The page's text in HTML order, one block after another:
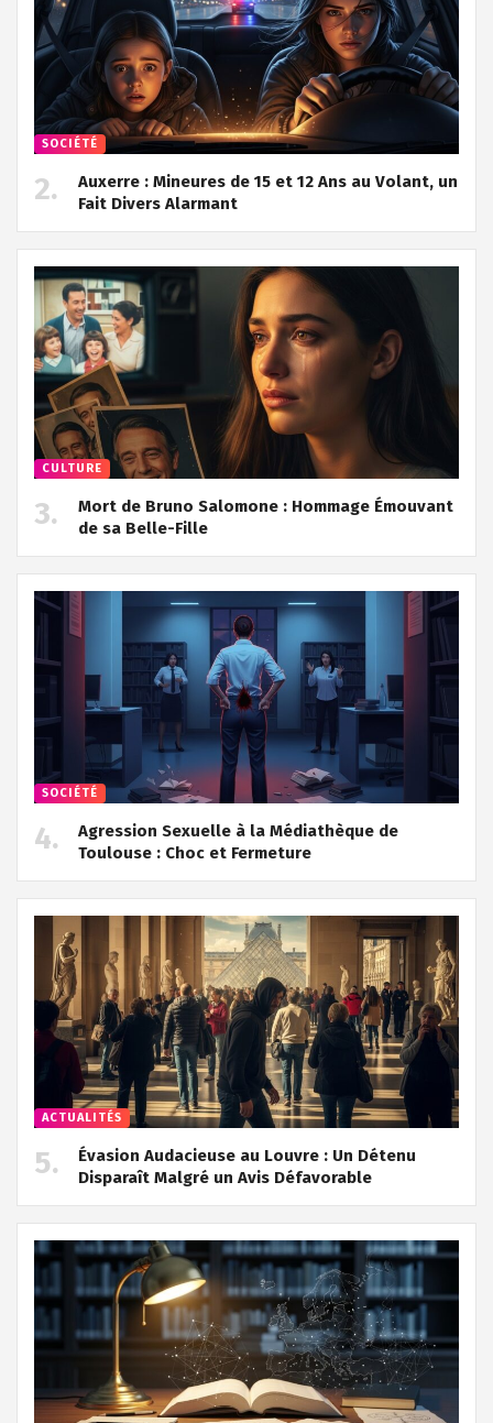
SOCIÉTÉ
Auxerre : Mineures de 15 et 12 Ans au Volant, un
Fait Divers Alarmant
CULTURE
Mort de Bruno Salomone : Hommage Émouvant
de sa Belle-Fille
SOCIÉTÉ
Agression Sexuelle à la Médiathèque de
Toulouse : Choc et Fermeture
ACTUALITÉS
Évasion Audacieuse au Louvre : Un Détenu
Disparaît Malgré un Avis Défavorable